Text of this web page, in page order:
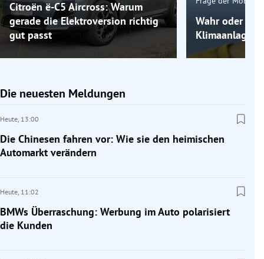
Citroën ë-C5 Aircross: Warum
gerade die Elektroversion richtig
gut passt
Wahr oder
Klimaanlage
Die neuesten Meldungen
Heute, 13:00
Die Chinesen fahren vor: Wie sie den heimischen
Automarkt verändern
Heute, 11:02
BMWs Überraschung: Werbung im Auto polarisiert
die Kunden